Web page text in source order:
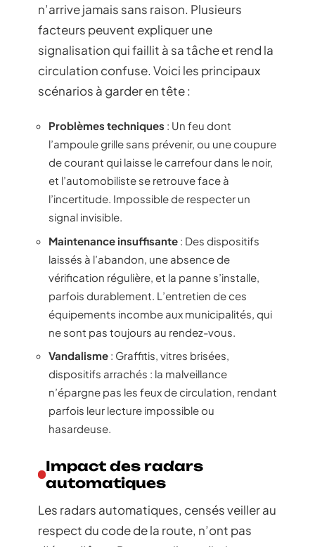
n’arrive jamais sans raison. Plusieurs
facteurs peuvent expliquer une
signalisation qui faillit à sa tâche et rend la
circulation confuse. Voici les principaux
scénarios à garder en tête :
Problèmes techniques : Un feu dont
l’ampoule grille sans prévenir, ou une coupure
de courant qui laisse le carrefour dans le noir,
et l’automobiliste se retrouve face à
l’incertitude. Impossible de respecter un
signal invisible.
Maintenance insuffisante : Des dispositifs
laissés à l’abandon, une absence de
vérification régulière, et la panne s’installe,
parfois durablement. L’entretien de ces
équipements incombe aux municipalités, qui
ne sont pas toujours au rendez-vous.
Vandalisme : Graffitis, vitres brisées,
dispositifs arrachés : la malveillance
n’épargne pas les feux de circulation, rendant
parfois leur lecture impossible ou
hasardeuse.
Impact des radars
automatiques
Les radars automatiques, censés veiller au
respect du code de la route, n’ont pas